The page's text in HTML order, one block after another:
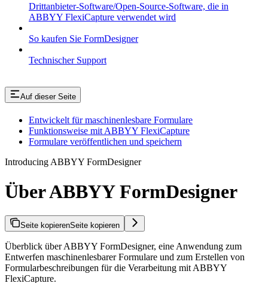
Drittanbieter-Software/Open-Source-Software, die in
ABBYY FlexiCapture verwendet wird
So kaufen Sie FormDesigner
Technischer Support
Auf dieser Seite
Entwickelt für maschinenlesbare Formulare
Funktionsweise mit ABBYY FlexiCapture
Formulare veröffentlichen und speichern
Introducing ABBYY FormDesigner
Über ABBYY FormDesigner
Seite kopierenSeite kopieren
Überblick über ABBYY FormDesigner, eine Anwendung zum
Entwerfen maschinenlesbarer Formulare und zum Erstellen von
Formularbeschreibungen für die Verarbeitung mit ABBYY
FlexiCapture.